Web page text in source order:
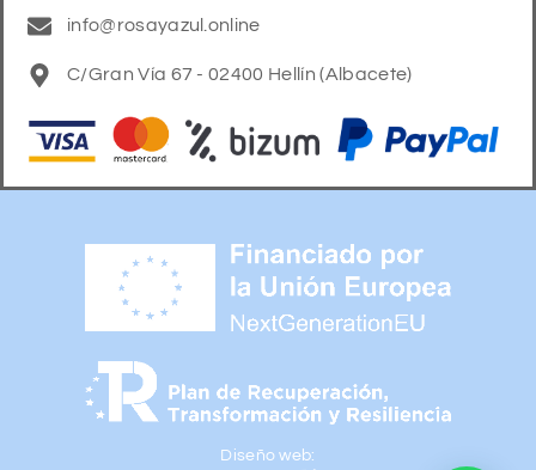
info@rosayazul.online
C/Gran Vía 67 - 02400 Hellín (Albacete)
Diseño web: